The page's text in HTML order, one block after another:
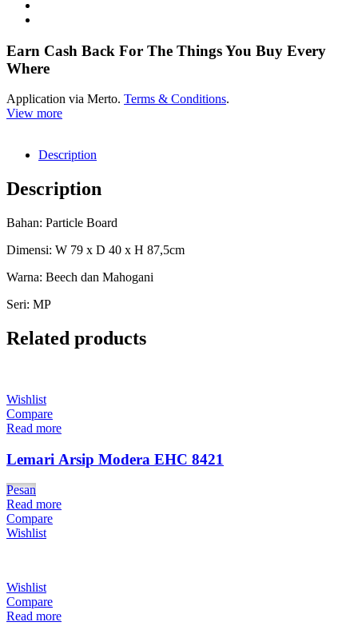
Earn Cash Back For The Things You Buy Every
Where
Application via Merto. Terms & Conditions.
View more
Description
Description
Bahan: Particle Board
Dimensi: W 79 x D 40 x H 87,5cm
Warna: Beech dan Mahogani
Seri: MP
Related products
Wishlist
Compare
Read more
Lemari Arsip Modera EHC 8421
Pesan
Read more
Compare
Wishlist
Wishlist
Compare
Read more